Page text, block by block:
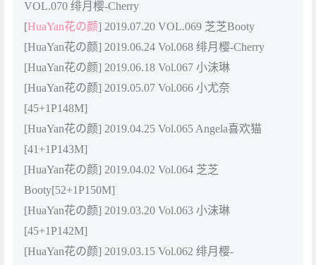
VOL.070 绯月樱-Cherry
[HuaYan花の颜] 2019.07.20 VOL.069 芝芝Booty
[HuaYan花の颜] 2019.06.24 Vol.068 绯月樱-Cherry
[HuaYan花の颜] 2019.06.18 Vol.067 小沫琳
[HuaYan花の颜] 2019.05.07 Vol.066 小尤奈
[45+1P148M]
[HuaYan花の颜] 2019.04.25 Vol.065 Angela喜欢猫
[41+1P143M]
[HuaYan花の颜] 2019.04.02 Vol.064 芝芝
Booty[52+1P150M]
[HuaYan花の颜] 2019.03.20 Vol.063 小沫琳
[45+1P142M]
[HuaYan花の颜] 2019.03.15 Vol.062 绯月樱-